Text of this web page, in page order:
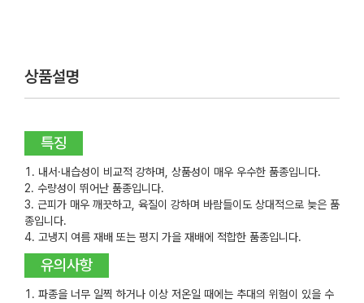
상품설명
특징
내서·내습성이 비교적 강하며, 상품성이 매우 우수한 품종입니다.
수량성이 뛰어난 품종입니다.
근피가 매우 깨끗하고, 육질이 강하며 바람들이도 상대적으로 늦은 품
종입니다.
고냉지 여름 재배 또는 평지 가을 재배에 적합한 품종입니다.
유의사항
파종을 너무 일찍 하거나 이상 저온일 때에는 추대의 위험이 있을 수